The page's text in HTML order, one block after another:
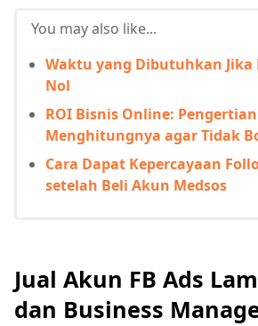
You may also like...
Waktu yang Dibutuhkan
Nol
ROI Bisnis Online:
Menghitungnya agar Tidak
Cara Dapat Kepercayaan
setelah Beli Akun Medsos
Jual Akun FB Ads
dan Business